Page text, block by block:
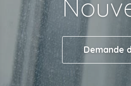
Demande